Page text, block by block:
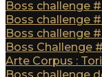
Boss challenge
Boss challenge
Boss challenge
Boss Challenge
Arte Corpus :